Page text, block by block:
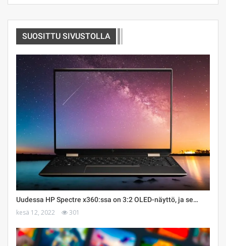
SUOSITTU SIVUSTOLLA
Uudessa HP Spectre x360:ssa on 3:2 OLED-näyttö, ja se…
kesä 12, 2022 301